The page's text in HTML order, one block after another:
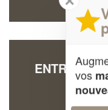
1
vos